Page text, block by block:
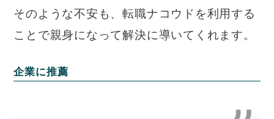
そのような不安も、転職ナコウドを利用する
ことで親身になって解決に導いてくれます。
企業に推薦